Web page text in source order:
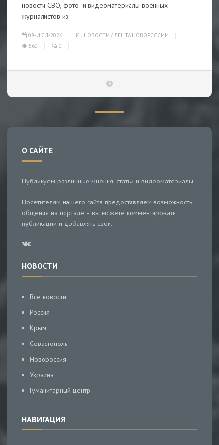
новости СВО, фото- и видеоматериалы военных
журналистов из
08-ИЮЛ-2026 НОВОСТИ / ЛЕНТА НОВОРОССИИ
560
0
О САЙТЕ
Публикуем различные мнения, статьи и видеоматериалы.
Посетителям нашего сайта предоставляем возможность
общения на портале – вы можете комментировать
публикации и добавлять свои.
НОВОСТИ
Все новости
Россия
Крым
Севастополь
Новороссия
Украина
Гуманитарный центр
НАВИГАЦИЯ